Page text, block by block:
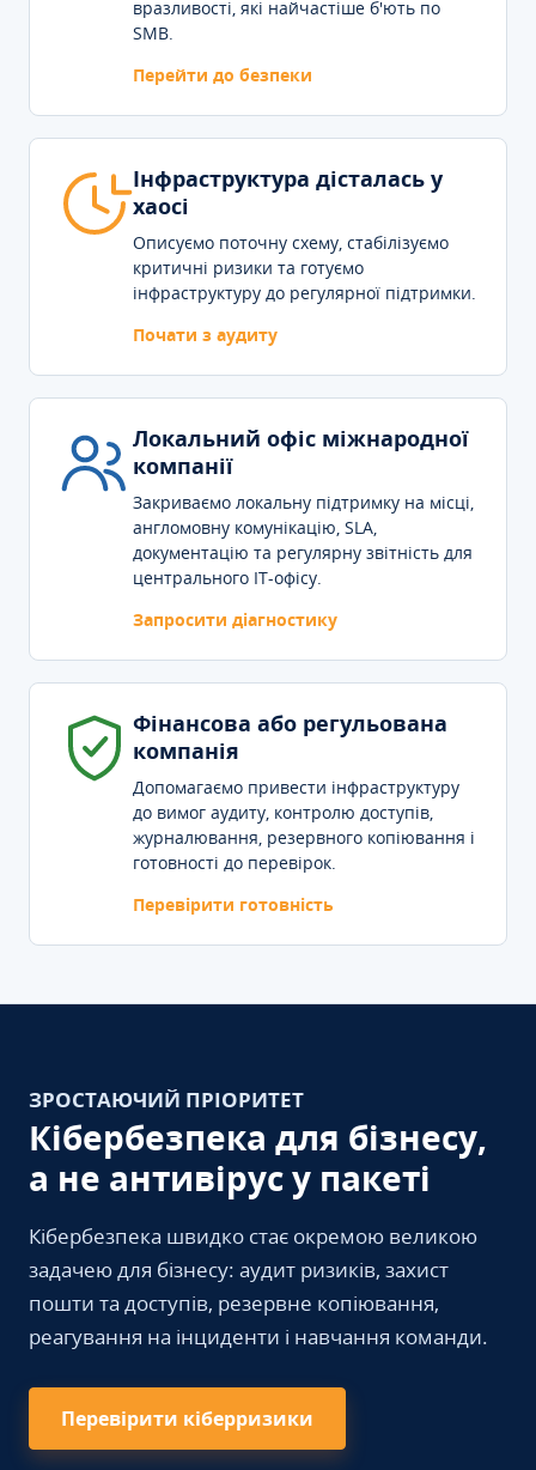
вразливості, які найчастіше б'ють по
SMB.
Перейти до безпеки
Інфраструктура дісталась у
хаосі
Описуємо поточну схему, стабілізуємо
критичні ризики та готуємо
інфраструктуру до регулярної підтримки.
Почати з аудиту
Локальний офіс міжнародної
компанії
Закриваємо локальну підтримку на місці,
англомовну комунікацію, SLA,
документацію та регулярну звітність для
центрального IT-офісу.
Запросити діагностику
Фінансова або регульована
компанія
Допомагаємо привести інфраструктуру
до вимог аудиту, контролю доступів,
журналювання, резервного копіювання і
готовності до перевірок.
Перевірити готовність
ЗРОСТАЮЧИЙ ПРІОРИТЕТ
Кібербезпека для бізнесу,
а не антивірус у пакеті
Кібербезпека швидко стає окремою великою
задачею для бізнесу: аудит ризиків, захист
пошти та доступів, резервне копіювання,
реагування на інциденти і навчання команди.
Перевірити кіберризики